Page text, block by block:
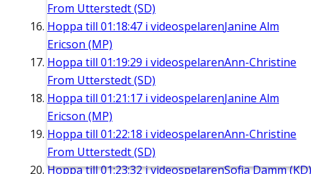
From Utterstedt (SD)
Hoppa till 01:18:47 i videospelarenJanine Alm
Ericson (MP)
Hoppa till 01:19:29 i videospelarenAnn-Christine
From Utterstedt (SD)
Hoppa till 01:21:17 i videospelarenJanine Alm
Ericson (MP)
Hoppa till 01:22:18 i videospelarenAnn-Christine
From Utterstedt (SD)
Hoppa till01:23:32i videospelarenSofia Damm (KD)